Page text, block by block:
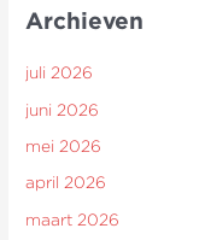
Archieven
juli 2026
juni 2026
mei 2026
april 2026
maart 2026